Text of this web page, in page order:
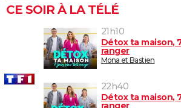
CE SOIR À LA TÉLÉ
21h10
Détox ta maison,
ranger
Mona et Bastien
22h40
Détox ta maison,
ranger